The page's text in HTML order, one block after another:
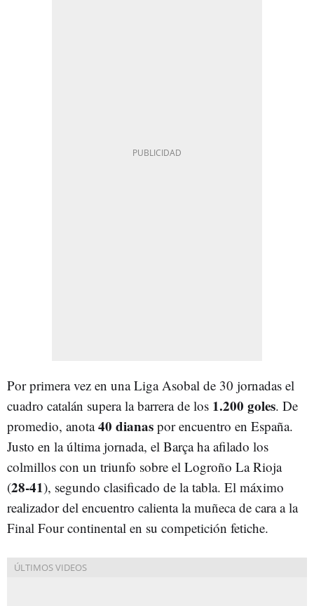
Por primera vez en una Liga Asobal de 30 jornadas el
cuadro catalán supera la barrera de los 1.200 goles. De
promedio, anota40 dianas por encuentro en España.
Justo en la última jornada, el Barça ha afilado los
colmillos con un triunfo sobre el Logroño La Rioja
(28-41), segundo clasificado de la tabla. El máximo
realizador del encuentro calienta la muñeca de cara a la
Final Four continental en su competición fetiche.